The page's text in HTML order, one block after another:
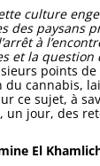
culture
des paysans
à
et la question
points
cannabis,
ce sujet, à
jour, des
El